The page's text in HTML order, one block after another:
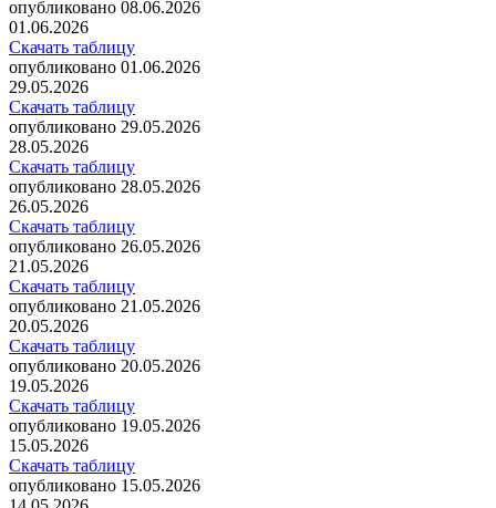
опубликовано 08.06.2026
01.06.2026
Скачать таблицу
опубликовано 01.06.2026
29.05.2026
Скачать таблицу
опубликовано 29.05.2026
28.05.2026
Скачать таблицу
опубликовано 28.05.2026
26.05.2026
Скачать таблицу
опубликовано 26.05.2026
21.05.2026
Скачать таблицу
опубликовано 21.05.2026
20.05.2026
Скачать таблицу
опубликовано 20.05.2026
19.05.2026
Скачать таблицу
опубликовано 19.05.2026
15.05.2026
Скачать таблицу
опубликовано 15.05.2026